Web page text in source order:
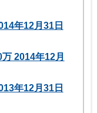
年12月31日
2014年12月
年12月31日